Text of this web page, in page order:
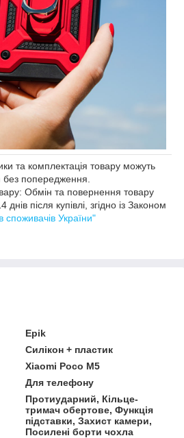
та комплектація товару можуть
без попередження.
Обмін та повернення товару
після купівлі, згідно із Законом
споживачів України"
Epik
Силікон + пластик
Xiaomi Poco M5
Для телефону
Протиударний, Кільце-
тримач обертове, Функція
підставки, Захист камери,
Посилені борти чохла